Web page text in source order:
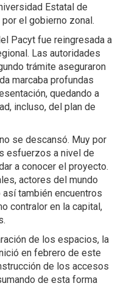
Estatal de
el gobierno zonal.
Pacyt fue reingresada a
Las autoridades
trámite aseguraron
marcaba profundas
quedando a
incluso, del plan de
se descansó. Muy por
esfuerzos a nivel de
a conocer el proyecto.
actores del mundo
también encuentros
contralor en la capital,
de los espacios, la
en febrero de este
de los accesos
de esta forma